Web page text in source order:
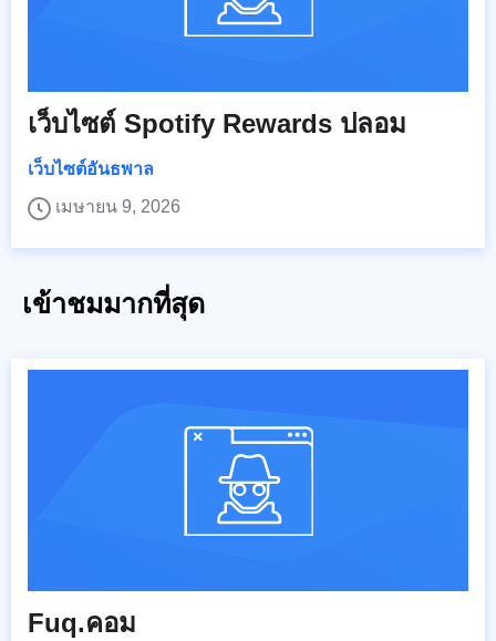
เว็บไซต์ Spotify Rewards ปลอม
เว็บไซต์อันธพาล
เมษายน 9, 2026
เข้าชมมากที่สุด
Fuq.คอม